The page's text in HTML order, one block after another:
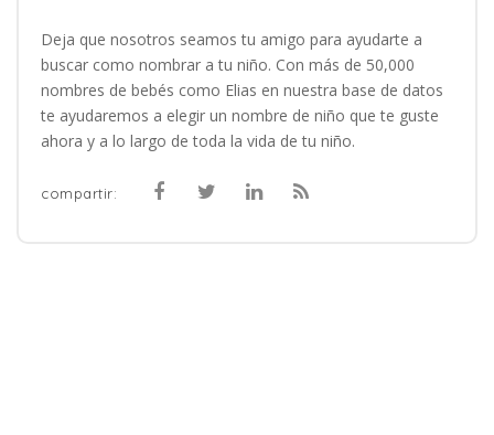
Deja que nosotros seamos tu amigo para ayudarte a
buscar como nombrar a tu niño. Con más de 50,000
nombres de bebés como Elias en nuestra base de datos
te ayudaremos a elegir un nombre de niño que te guste
ahora y a lo largo de toda la vida de tu niño.
compartir: